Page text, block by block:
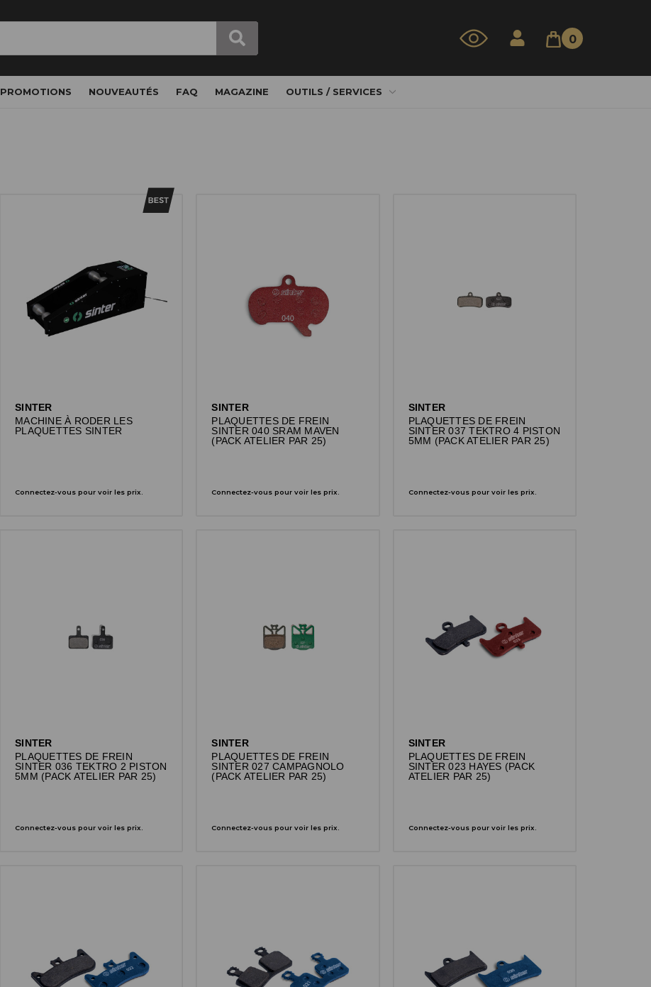
0
PROMOTIONS NOUVEAUTÉS FAQ MAGAZINE OUTILS / SERVICES
SINTER
MACHINE À RODER LES
PLAQUETTES SINTER
Connectez-vous pour voir les prix.
SINTER
PLAQUETTES DE FREIN
SINTER 040 SRAM MAVEN
(PACK ATELIER PAR 25)
Connectez-vous pour voir les prix.
SINTER
PLAQUETTES DE FREIN
SINTER 037 TEKTRO 4 PISTON
5MM (PACK ATELIER PAR 25)
Connectez-vous pour voir les prix.
SINTER
PLAQUETTES DE FREIN
SINTER 036 TEKTRO 2 PISTON
5MM (PACK ATELIER PAR 25)
Connectez-vous pour voir les prix.
SINTER
PLAQUETTES DE FREIN
SINTER 027 CAMPAGNOLO
(PACK ATELIER PAR 25)
Connectez-vous pour voir les prix.
SINTER
PLAQUETTES DE FREIN
SINTER 023 HAYES (PACK
ATELIER PAR 25)
Connectez-vous pour voir les prix.